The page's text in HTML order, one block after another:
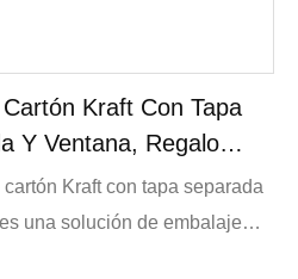
Kraft Con Tapa
Y Ventana, Regalo
Para Comida
cartón Kraft con tapa separada
una solución de embalaje